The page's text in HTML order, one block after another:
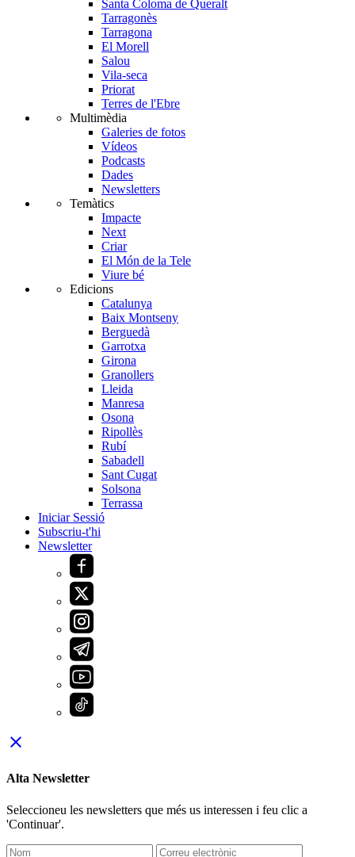
Santa Coloma de Queralt
Tarragonès
Tarragona
El Morell
Salou
Vila-seca
Priorat
Terres de l'Ebre
Multimèdia
Galeries de fotos
Vídeos
Podcasts
Dades
Newsletters
Temàtics
Impacte
Next
Criar
El Món de la Tele
Viure bé
Edicions
Catalunya
Baix Montseny
Berguedà
Garrotxa
Girona
Granollers
Lleida
Manresa
Osona
Ripollès
Rubí
Sabadell
Sant Cugat
Solsona
Terrassa
Iniciar Sessió
Subscriu-t'hi
Newsletter
close
Alta Newsletter
Seleccioneu les newsletters que més us interessen i feu clic a
'Continuar'.